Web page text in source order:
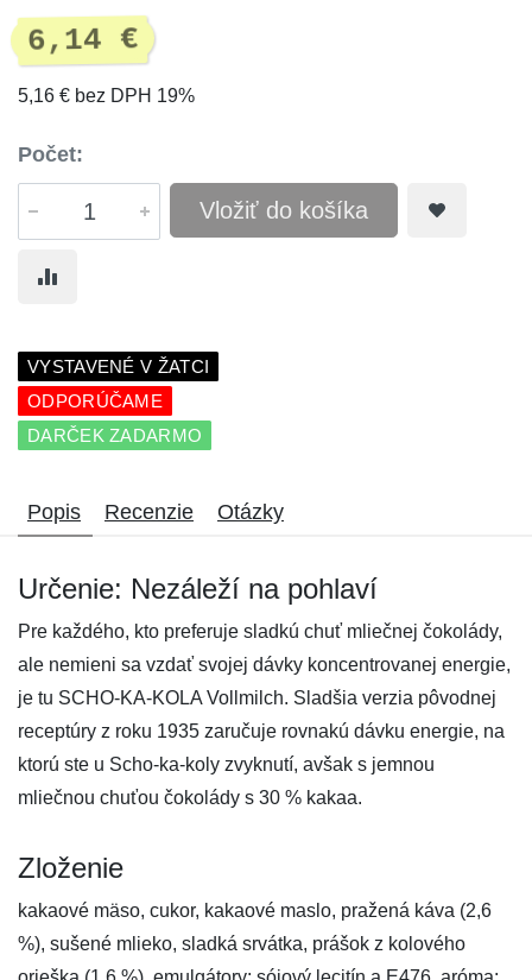
6,14 €
5,16 € bez DPH 19%
Počet:
Vložiť do košíka
VYSTAVENÉ V ŽATCI
ODPORÚČAME
DARČEK ZADARMO
Popis Recenzie Otázky
Určenie: Nezáleží na pohlaví
Pre každého, kto preferuje sladkú chuť mliečnej čokolády,
ale nemieni sa vzdať svojej dávky koncentrovanej energie,
je tu SCHO-KA-KOLA Vollmilch. Sladšia verzia pôvodnej
receptúry z roku 1935 zaručuje rovnakú dávku energie, na
ktorú ste u Scho-ka-koly zvyknutí, avšak s jemnou
mliečnou chuťou čokolády s 30 % kakaa.
Zloženie
kakaové mäso, cukor, kakaové maslo, pražená káva (2,6
%), sušené mlieko, sladká srvátka, prášok z kolového